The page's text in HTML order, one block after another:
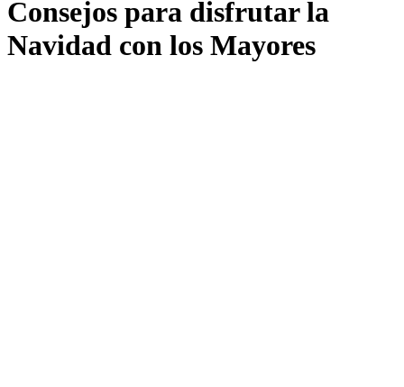
Consejos para disfrutar la
Navidad con los Mayores